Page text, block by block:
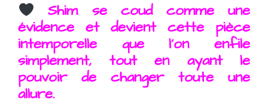
Shim se coud comme une
évidence et devient cette pièce
intemporelle que l’on enfile
simplement, tout en ayant le
pouvoir de changer toute une
allure.